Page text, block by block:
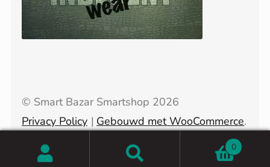
© Smart Bazar Smartshop 2026
Privacy Policy
Gebouwd met WooCommerce.
Zoeken
Zoeken
0